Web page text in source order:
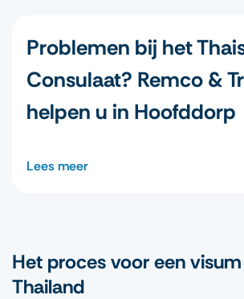
Problemen bij het
Consulaat? Remco &
helpen u in Hoofddorp
Lees meer
Het proces voor een
Thailand